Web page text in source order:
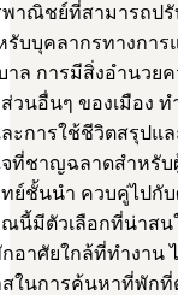
าณิชย์ที่สามารถปรั
รับบุคลากรทางกา
าล การมีสิ่งอำนว
วนอื่นๆ ของเมือง
ะการใช้ชีวิตสรุปแล
ที่ชาญฉลาดสำหรับ
ย์ชั้นนำ ควบคู่ไปกั
ณนี้มีตัวเลือกที่น่าส
อาศัยใกล้ที่ทำงาน
ในการค้นหาที่พัก